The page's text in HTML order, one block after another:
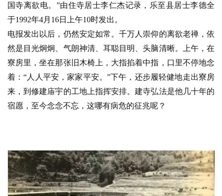
国寺离欲电。”由住寺居士李仁杰记录，乐至县居士李德全
于1992年4月16日上午10时发出。
电报发出以后，仍然安定如常。千万人崇仰的离欲老禅，依
然是目光炯炯、气朗神清、耳聪目明、头脑清晰。上午，在
寮房里，坐在那张旧木椅上，大指掐着中指，口里不停地念
着：“人人平安，家家平安。”下午，还步履轻健地走出寮房
来，到修建庙宇的工地上指挥安排。建寺弘法是他几十年的
宿愿，至今念念不忘，这哪有病危的征兆呢？